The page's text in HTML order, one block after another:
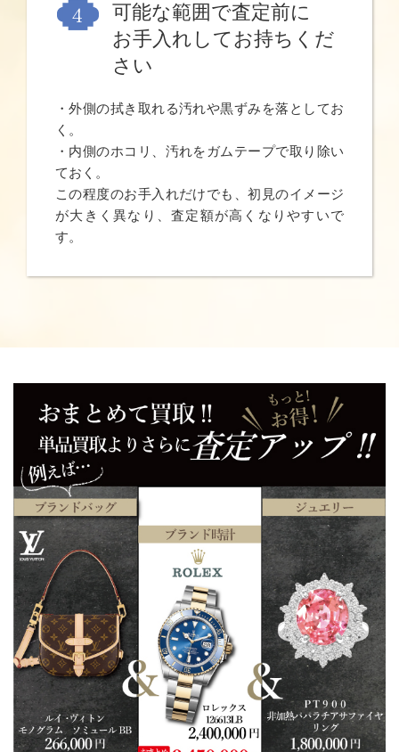
可能な範囲で査定前に
お手入れしてお持ちくだ
さい
・外側の拭き取れる汚れや黒ずみを落としてお
く。
・内側のホコリ、汚れをガムテープで取り除い
ておく。
この程度のお手入れだけでも、初見のイメージ
が大きく異なり、査定額が高くなりやすいで
す。